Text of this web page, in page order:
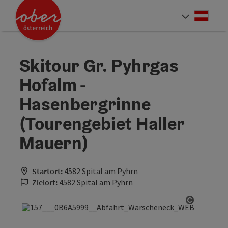
Zum Inhalt
Zur Navigation
Zum Seitenanfang
Zur Kontaktseite
Zur Suche Accesskey
[4]
Zum Impressum
Zu den Hinweisen zur Bedienung der Website Accesskey
Zur Startseite
Skitour Gr. Pyhrgas
Hofalm -
Hasenbergrinne
(Tourengebiet Haller
Mauern)
Startort: 4582 Spital am Pyhrn
Zielort: 4582 Spital am Pyhrn